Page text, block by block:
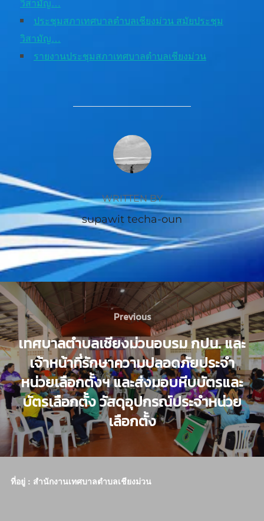
ประชุมสภาเทศบาลตำบลเชียงม่วน สมัยประชุม
วิสามัญ…
รายงานประชุมสภาเทศบาลตำบลเชียงม่วน
POST AUTHOR
WRITTEN BY
supawit techa-oun
Previous
เทศบาลตำบลเชียงม่วนอบรม กปน. และ
เจ้าหน้าที่รักษาความปลอดภัยประจำ
หน่วยเลือกตั้งฯ และส่งมอบหีบบัตรและ
บัตรเลือกตั้ง วัสดุอุปกรณ์ประจำหน่วย
เลือกตั้ง
ที่อยู่ : สำนักงานเทศบาลตำบลเชียงม่วน